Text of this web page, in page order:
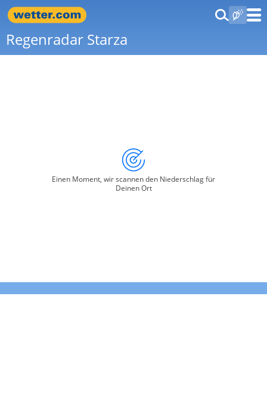
Regenradar Starza
Einen Moment, wir scannen den Niederschlag für
Deinen Ort